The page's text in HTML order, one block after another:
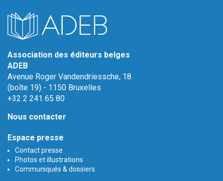
Association des éditeurs belges
ADEB
Avenue Roger Vandendriessche, 18
(boîte 19) - 1150 Bruxelles
+32 2 241 65 80
Nous contacter
Espace presse
Contact presse
Photos et illustrations
Communiqués & dossiers